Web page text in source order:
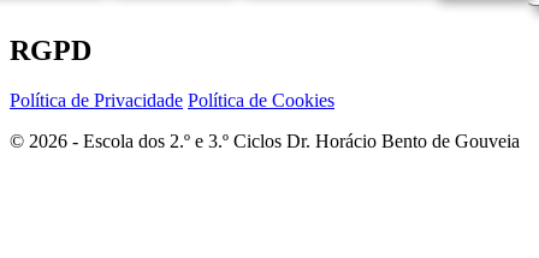
RGPD
Política de Privacidade Política de Cookies
© 2026 - Escola dos 2.º e 3.º Ciclos Dr. Horácio Bento de Gouveia